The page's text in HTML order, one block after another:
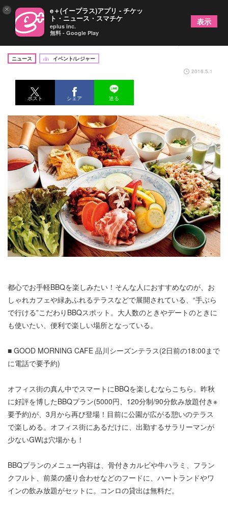
意外と穴場!?都心でお手軽BBQを楽しもう
ニュース
イベント/レジャー
2016.5.1
ポスト シェア 送る
都心でお手軽BBQを楽しみたい！そんな人におすすめなのが、お
しゃれカフェや緑あふれるテラスなどで展開されている、“手ぶら
で行ける”こだわりBBQスポット。大人数のときやデートのときに
も使いたい、便利で楽しい場所となっている。
■ GOOD MORNING CAFE 品川シーズンテラス(2日前の18:00まで
に電話で要予約)
オフィス街の真ん中でスマートにBBQを楽しむならこちら。昨秋
に好評を博したBBQプラン(5000円、120分制/90分飲み放題付き※
要予約)が、3月から再び登場！目前に公園が広がる憩いのテラス
で楽しめる。オフィス街にあるだけに、出勤するサラリーマンが
少ないGWは穴場かも！
BBQプランのメニュー内容は、骨付きカルビや牛ハラミ、フラン
クフルト、前菜の盛り合わせなどのフードに、ハートランドやワ
インの飲み放題がセットに。コンロの貸出は無料だ。
× e＋(イープラス)アプリ - チケッ
ト・ニュース・スマチケ
eplus inc.
無料 - Google Play
表示